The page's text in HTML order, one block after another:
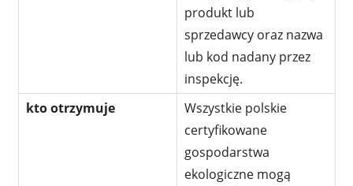
produkt lub
sprzedawcy oraz nazwa
lub kod nadany przez
inspekcję.
kto otrzymuje
Wszystkie polskie
certyfikowane
gospodarstwa
ekologiczne mogą